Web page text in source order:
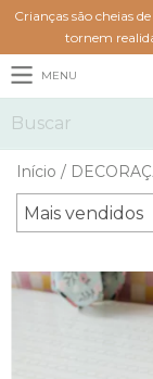
Crianças são cheias
tornem
MENU
Início /